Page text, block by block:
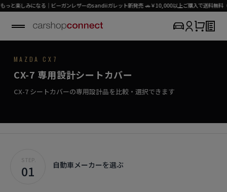
みになる｜ビーガンレザーのsandiiガレット新発売 🚗￥10,000以上ご購入で送料無料（パー
M
A
Z
D
A
/
C
X
-
7
SEAT COVER COLLECTION
CX-7
専用シートカバー
どこまでも、アクティブなシートカバー。
初めての方はこちら
MAZDA CX7
CX-7 専用設計シートカバー
CX-7 シートカバーの専用設計品を比較・選択できます
STEP.
01 自動車メーカーを選ぶ